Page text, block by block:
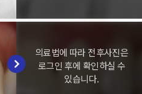
의료법에 따라 전후사진은
로그인 후에 확인하실 수
있습니다.